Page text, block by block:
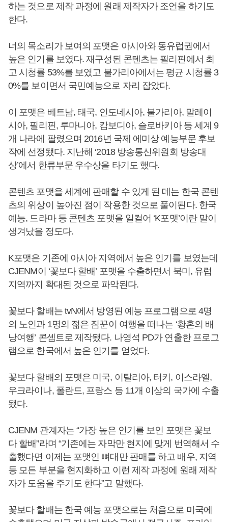
하는 것으로 제작 과정에 원래 제작자가 조언을 하기도
한다.
너의 목소리가 보여의 포맷은 아시아와 동유럽권에서
높은 인기를 보였다. 재구성된 콘텐츠는 필리핀에서 최
고 시청률 53%를 보였고 불가리아에서는 평균 시청률 3
0%를 보이면서 국민예능으로 자리 잡았다.
이 포맷은 베트남, 태국, 인도네시아, 불가리아, 말레이
시아, 필리핀, 루마니아, 캄보디아, 슬로바키아 등 세계 9
개 나라에 팔렸으며 2016년 국제 에미상 예능부문 후보
작에 선정됐다. 지난해 ‘2018 방송통신위원회 방송대
상’에서 한류부문 우수상을 타기도 했다.
콘텐츠 포맷을 세계에 판매할 수 있게 된 데는 한국 콘텐
츠의 위상이 높아진 점이 작용한 것으로 풀이된다. 한국
예능, 드라마 등 콘텐츠 포맷을 일컬어 ‘K포맷’이란 말이
생겨났을 정도다.
K포맷은 기존에 아시아 지역에서 높은 인기를 보였는데
CJENM이 ‘꽃보다 할배’ 포맷을 수출하면서 북미, 유럽
지역까지 확대된 것으로 파악된다.
꽃보다 할배는 tvN에서 방영된 예능 프로그램으로 4명
의 노인과 1명의 젊은 짐꾼이 여행을 떠나는 ‘황혼의 배
낭여행’ 콘셉트로 제작됐다. 나영석 PD가 연출한 프로그
램으로 한국에서 높은 인기를 얻었다.
꽃보다 할배의 포맷은 미국, 이탈리아, 터키, 이스라엘,
우크라이나, 폴란드, 프랑스 등 11개 이상의 국가에 수출
됐다.
CJENM 관계자는 “가장 높은 인기를 보인 포맷은 꽃보
다 할배”라며 “기존에는 자막만 현지에 맞게 번역해서 수
출했다면 이제는 포맷인 뼈대만 판매를 하고 배우, 지역
등 모든 부분을 현지화하고 이런 제작 과정에 원래 제작
자가 도움을 주기도 한다”고 말했다.
꽃보다 할배는 한국 예능 포맷으로는 처음으로 미국에